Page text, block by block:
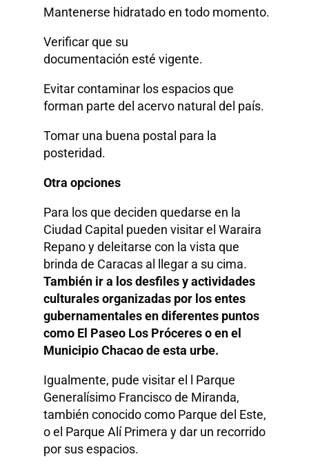
Mantenerse hidratado en todo momento.
Verificar que su
documentación esté vigente.
Evitar contaminar los espacios que
forman parte del acervo natural del país.
Tomar una buena postal para la
posteridad.
Otra opciones
Para los que deciden quedarse en la
Ciudad Capital pueden visitar el Waraira
Repano y deleitarse con la vista que
brinda de Caracas al llegar a su cima.
También ir a los desfiles y actividades
culturales organizadas por los entes
gubernamentales en diferentes puntos
como El Paseo Los Próceres o en el
Municipio Chacao de esta urbe.
Igualmente, pude visitar el l Parque
Generalísimo Francisco de Miranda,​​
también conocido como Parque del Este,
o el Parque Alí Primera y dar un recorrido
por sus espacios.